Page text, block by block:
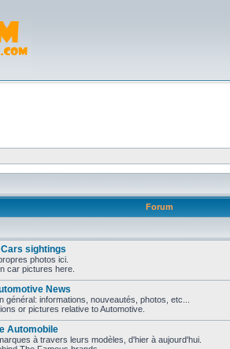
Forum
sightings
photos ici.
car pictures here.
News
général: informations, nouveautés, photos, etc...
or pictures relative to Automotive.
Automobile
à travers leurs modèles, d'hier à aujourd'hui.